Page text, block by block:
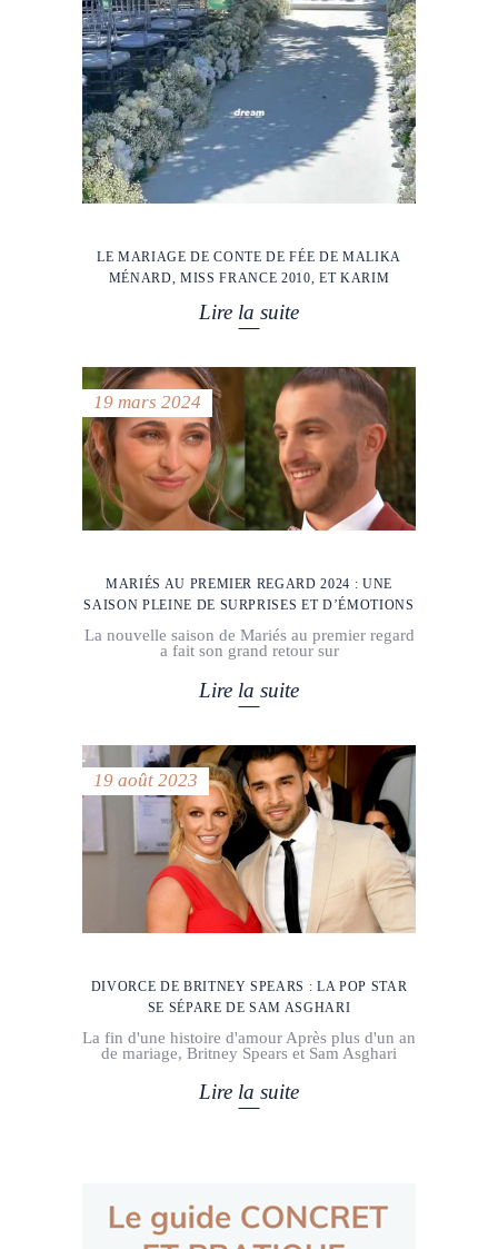
LE MARIAGE DE CONTE DE FÉE DE MALIKA
MÉNARD, MISS FRANCE 2010, ET KARIM
Lire la suite
19 mars 2024
MARIÉS AU PREMIER REGARD 2024 : UNE
SAISON PLEINE DE SURPRISES ET D’ÉMOTIONS
La nouvelle saison de Mariés au premier regard
a fait son grand retour sur
Lire la suite
19 août 2023
DIVORCE DE BRITNEY SPEARS : LA POP STAR
SE SÉPARE DE SAM ASGHARI
La fin d'une histoire d'amour Après plus d'un an
de mariage, Britney Spears et Sam Asghari
Lire la suite